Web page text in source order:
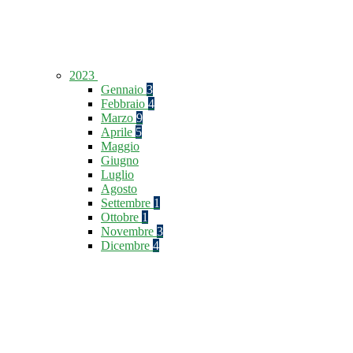
2023
Gennaio 3
Febbraio 4
Marzo 9
Aprile 5
Maggio
Giugno
Luglio
Agosto
Settembre 1
Ottobre 1
Novembre 3
Dicembre 4